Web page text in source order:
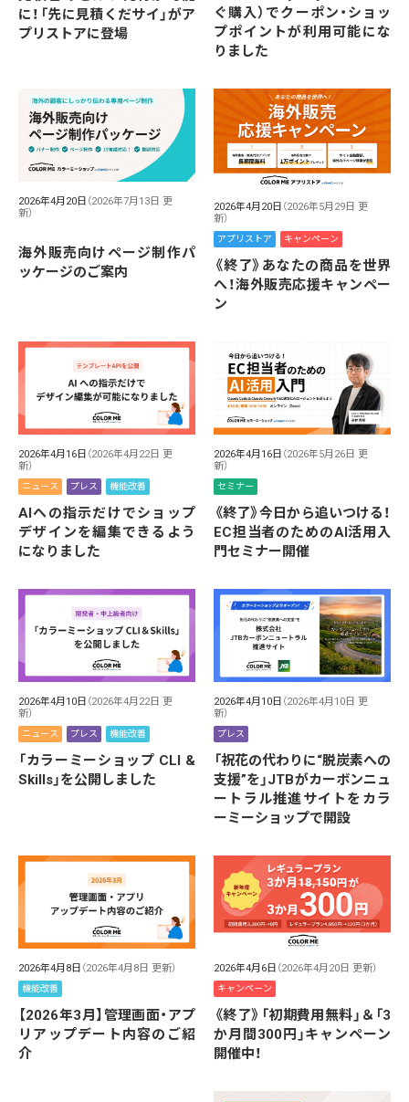
に！「先に見積くだサイ」がア
プリストアに登場
ぐ購入）でクーポン・ショッ
プポイントが利用可能にな
りました
2026年4月20日 （2026年7月13日 更
新）
海外販売向けページ制作パ
ッケージのご案内
2026年4月20日 （2026年5月29日 更
新）
アプリストア キャンペーン
《終了》あなたの商品を世界
へ！海外販売応援キャンペー
ン
2026年4月16日 （2026年4月22日 更
新）
ニュース プレス 機能改善
AIへの指示だけでショップ
デザインを編集できるよう
になりました
2026年4月16日 （2026年5月26日 更
新）
セミナー
《終了》今日から追いつける！
EC担当者のためのAI活用入
門セミナー開催
2026年4月10日 （2026年4月22日 更
新）
ニュース プレス 機能改善
「カラーミーショップ CLI &
Skills」を公開しました
2026年4月10日 （2026年4月10日 更
新）
プレス
「祝花の代わりに“脱炭素への
支援”を」JTBがカーボンニュ
ートラル推進サイトをカラ
ーミーショップで開設
2026年4月8日 （2026年4月8日 更新）
機能改善
【2026年3月】管理画面・アプ
リアップデート内容のご紹
介
2026年4月6日 （2026年4月20日 更新）
キャンペーン
《終了》「初期費用無料」＆「3
か月間300円」キャンペーン
開催中！